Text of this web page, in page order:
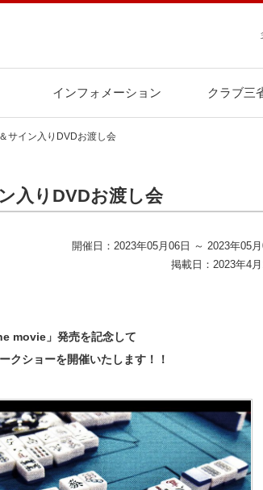
インフォメーション クラブ三
サイン入りDVDお渡し会
入りDVDお渡し会
開催日：2023年05月06日 ～ 2023年05月
掲載日：2023年4月
movie」発売を記念して
クショーを開催いたします！！